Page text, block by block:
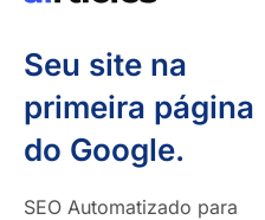
Seu site na
primeira página
do Google.
SEO Automatizado para